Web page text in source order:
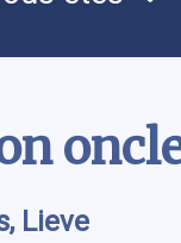
Lieve